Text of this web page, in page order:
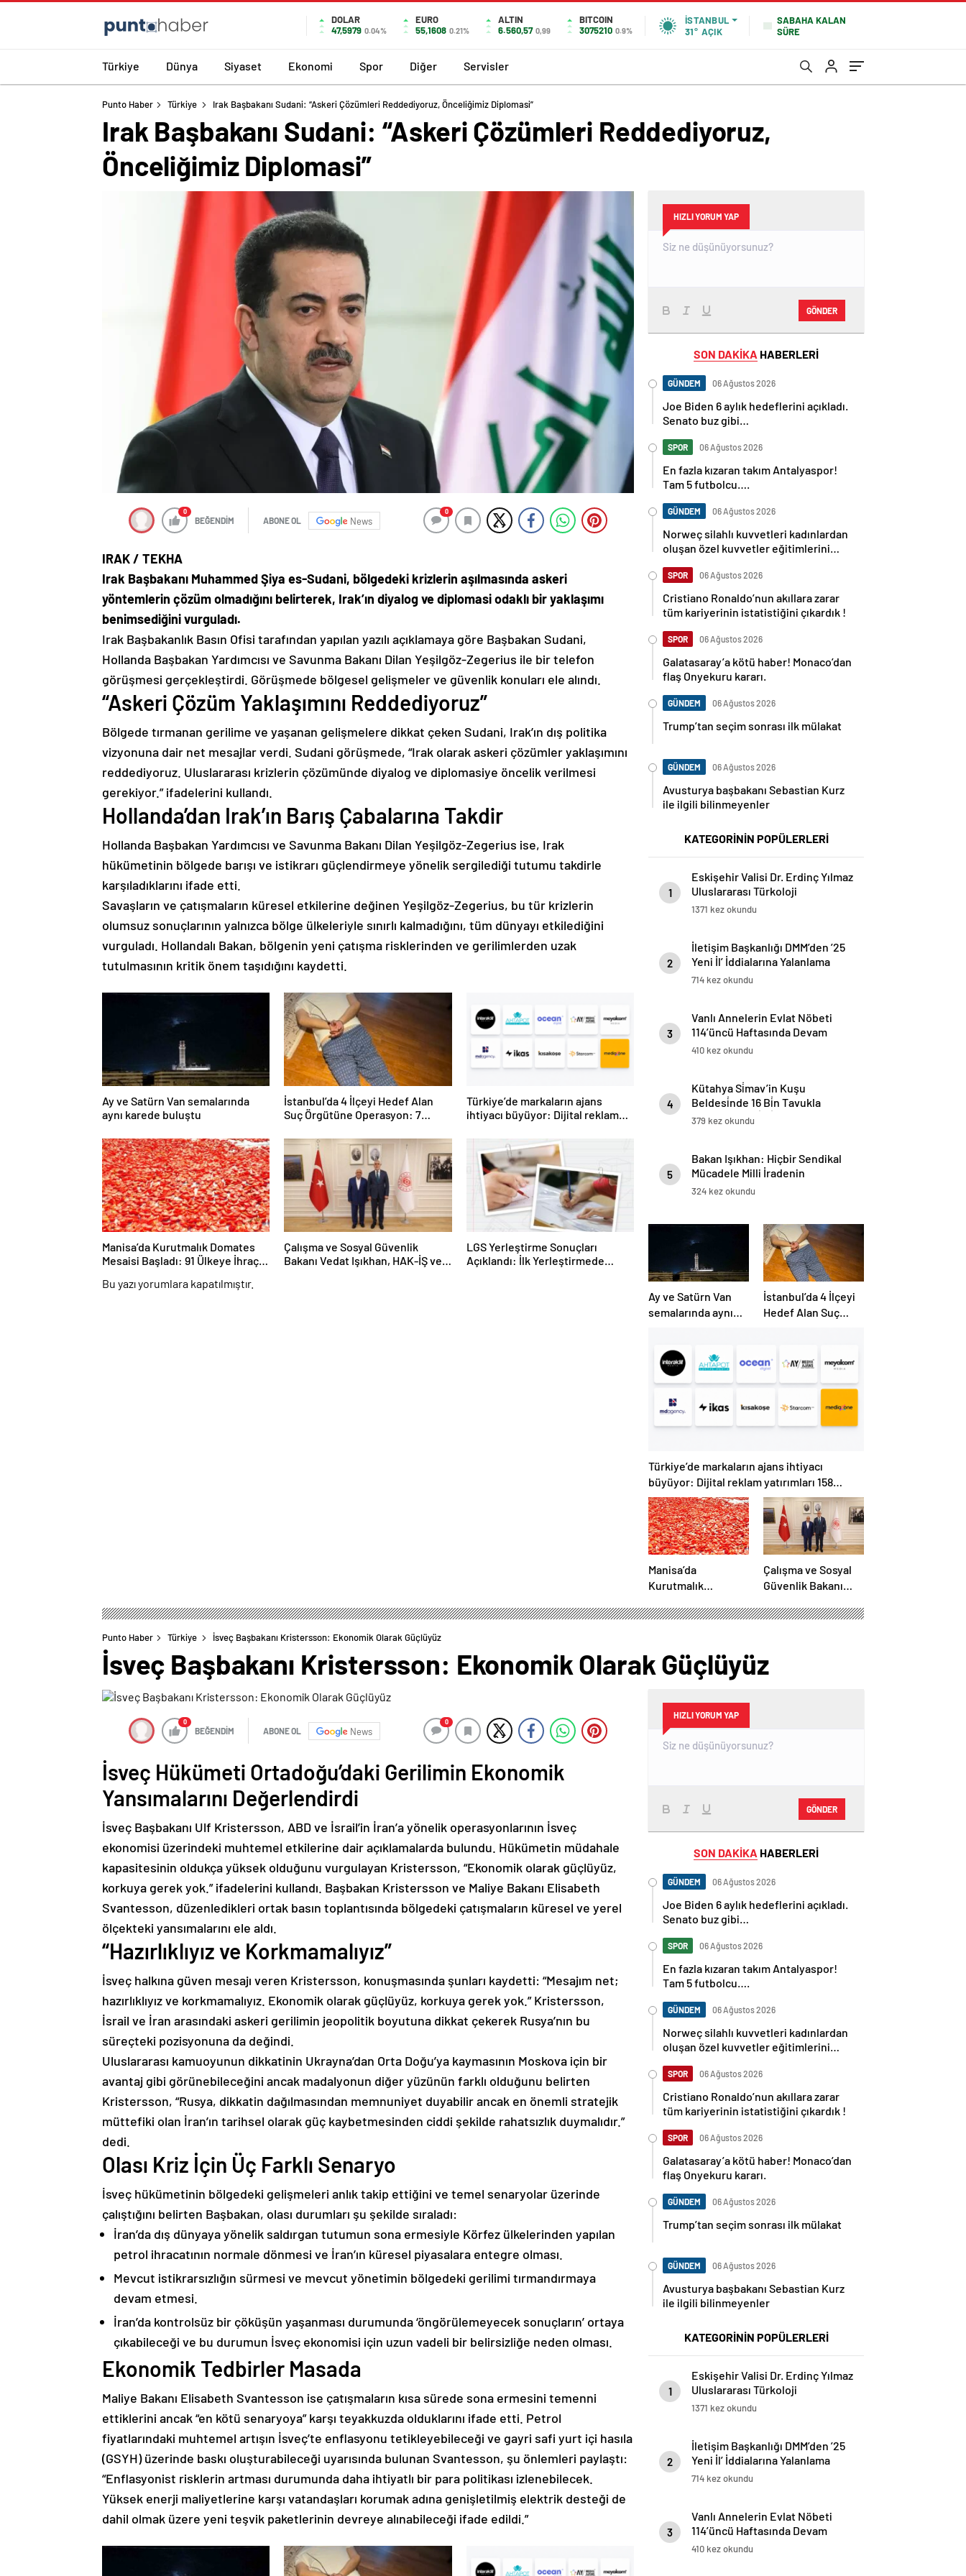
DOLAR
47,5979 0.04%
EURO
55,1608 0.21%
ALTIN
6.560,57 0,99
BITCOIN
3075210 0.9%
İSTANBUL
31° AÇIK
SABAHA KALAN
SÜRE
Türkiye Dünya Siyaset Ekonomi Spor Diğer Servisler
Punto Haber Türkiye Irak Başbakanı Sudani: “Askeri Çözümleri Reddediyoruz, Önceliğimiz Diplomasi”
Irak Başbakanı Sudani: “Askeri Çözümleri Reddediyoruz,
Önceliğimiz Diplomasi”
0
BEĞENDİM ABONE OL News
0
IRAK / TEKHA
Irak Başbakanı Muhammed Şiya es-Sudani, bölgedeki krizlerin aşılmasında askeri
yöntemlerin çözüm olmadığını belirterek, Irak’ın diyalog ve diplomasi odaklı bir yaklaşımı
benimsediğini vurguladı.
Irak Başbakanlık Basın Ofisi tarafından yapılan yazılı açıklamaya göre Başbakan Sudani,
Hollanda Başbakan Yardımcısı ve Savunma Bakanı Dilan Yeşilgöz-Zegerius ile bir telefon
görüşmesi gerçekleştirdi. Görüşmede bölgesel gelişmeler ve güvenlik konuları ele alındı.
“Askeri Çözüm Yaklaşımını Reddediyoruz”
Bölgede tırmanan gerilime ve yaşanan gelişmelere dikkat çeken Sudani, Irak’ın dış politika
vizyonuna dair net mesajlar verdi. Sudani görüşmede, “Irak olarak askeri çözümler yaklaşımını
reddediyoruz. Uluslararası krizlerin çözümünde diyalog ve diplomasiye öncelik verilmesi
gerekiyor.” ifadelerini kullandı.
Hollanda’dan Irak’ın Barış Çabalarına Takdir
Hollanda Başbakan Yardımcısı ve Savunma Bakanı Dilan Yeşilgöz-Zegerius ise, Irak
hükümetinin bölgede barışı ve istikrarı güçlendirmeye yönelik sergilediği tutumu takdirle
karşıladıklarını ifade etti.
Savaşların ve çatışmaların küresel etkilerine değinen Yeşilgöz-Zegerius, bu tür krizlerin
olumsuz sonuçlarının yalnızca bölge ülkeleriyle sınırlı kalmadığını, tüm dünyayı etkilediğini
vurguladı. Hollandalı Bakan, bölgenin yeni çatışma risklerinden ve gerilimlerden uzak
tutulmasının kritik önem taşıdığını kaydetti.
Ay ve Satürn Van semalarında
aynı karede buluştu
İstanbul’da 4 İlçeyi Hedef Alan
Suç Örgütüne Operasyon: 7
Türkiye’de markaların ajans
ihtiyacı büyüyor: Dijital reklam
Manisa’da Kurutmalık Domates
Mesaisi Başladı: 91 Ülkeye İhraç
Çalışma ve Sosyal Güvenlik
Bakanı Vedat Işıkhan, HAK-İŞ ve
LGS Yerleştirme Sonuçları
Açıklandı: İlk Yerleştirmede
Bu yazı yorumlara kapatılmıştır.
HIZLI YORUM YAP
GÖNDER
SON DAKİKA HABERLERİ
GÜNDEM 06 Ağustos 2026
Joe Biden 6 aylık hedeflerini açıkladı.
Senato buz gibi…
SPOR 06 Ağustos 2026
En fazla kızaran takım Antalyaspor!
Tam 5 futbolcu….
GÜNDEM 06 Ağustos 2026
Norweç silahlı kuvvetleri kadınlardan
oluşan özel kuvvetler eğitimlerini
SPOR 06 Ağustos 2026
Cristiano Ronaldo’nun akıllara zarar
tüm kariyerinin istatistiğini çıkardık !
SPOR 06 Ağustos 2026
Galatasaray’a kötü haber! Monaco’dan
flaş Onyekuru kararı.
GÜNDEM 06 Ağustos 2026
Trump’tan seçim sonrası ilk mülakat
GÜNDEM 06 Ağustos 2026
Avusturya başbakanı Sebastian Kurz
ile ilgili bilinmeyenler
KATEGORİNİN POPÜLERLERİ
1
Eskişehir Valisi Dr. Erdinç Yılmaz
Uluslararası Türkoloji
Öğrencileriyle Bir Araya Geldi
1371 kez okundu
2
İletişim Başkanlığı DMM’den ’25
Yeni İl’ İddialarına Yalanlama
714 kez okundu
3
Vanlı Annelerin Evlat Nöbeti
114’üncü Haftasında Devam
Ediyor
410 kez okundu
4
Kütahya Si̇mav’in Kuşu
Beldesi̇nde 16 Bi̇n Tavukla
Yumurta Üreti̇mi̇ Başladı
379 kez okundu
5
Bakan Işıkhan: Hiçbir Sendikal
Mücadele Milli İradenin
Karşısında Konumlanamaz
324 kez okundu
Ay ve Satürn Van
semalarında aynı
İstanbul’da 4 İlçeyi
Hedef Alan Suç
Gözaltı
Türkiye’de markaların ajans ihtiyacı
büyüyor: Dijital reklam yatırımları 158
milyar TL’yi aştı
Manisa’da
Kurutmalık
Başladı: 91 Ülkeye
Çalışma ve Sosyal
Güvenlik Bakanı
İŞ ve Türkiye Kamu-
Punto Haber Türkiye İsveç Başbakanı Kristersson: Ekonomik Olarak Güçlüyüz
İsveç Başbakanı Kristersson: Ekonomik Olarak Güçlüyüz
0
BEĞENDİM ABONE OL News
0
İsveç Hükümeti Ortadoğu’daki Gerilimin Ekonomik
Yansımalarını Değerlendirdi
İsveç Başbakanı Ulf Kristersson, ABD ve İsrail’in İran’a yönelik operasyonlarının İsveç
ekonomisi üzerindeki muhtemel etkilerine dair açıklamalarda bulundu. Hükümetin müdahale
kapasitesinin oldukça yüksek olduğunu vurgulayan Kristersson, “Ekonomik olarak güçlüyüz,
korkuya gerek yok.” ifadelerini kullandı. Başbakan Kristersson ve Maliye Bakanı Elisabeth
Svantesson, düzenledikleri ortak basın toplantısında bölgedeki çatışmaların küresel ve yerel
ölçekteki yansımalarını ele aldı.
“Hazırlıklıyız ve Korkmamalıyız”
İsveç halkına güven mesajı veren Kristersson, konuşmasında şunları kaydetti: “Mesajım net;
hazırlıklıyız ve korkmamalıyız. Ekonomik olarak güçlüyüz, korkuya gerek yok.” Kristersson,
İsrail ve İran arasındaki askeri gerilimin jeopolitik boyutuna dikkat çekerek Rusya’nın bu
süreçteki pozisyonuna da değindi.
Uluslararası kamuoyunun dikkatinin Ukrayna’dan Orta Doğu’ya kaymasının Moskova için bir
avantaj gibi görünebileceğini ancak madalyonun diğer yüzünün farklı olduğunu belirten
Kristersson, “Rusya, dikkatin dağılmasından memnuniyet duyabilir ancak en önemli stratejik
müttefiki olan İran’ın tarihsel olarak güç kaybetmesinden ciddi şekilde rahatsızlık duymalıdır.”
dedi.
Olası Kriz İçin Üç Farklı Senaryo
İsveç hükümetinin bölgedeki gelişmeleri anlık takip ettiğini ve temel senaryolar üzerinde
çalıştığını belirten Başbakan, olası durumları şu şekilde sıraladı:
İran’da dış dünyaya yönelik saldırgan tutumun sona ermesiyle Körfez ülkelerinden yapılan
petrol ihracatının normale dönmesi ve İran’ın küresel piyasalara entegre olması.
Mevcut istikrarsızlığın sürmesi ve mevcut yönetimin bölgedeki gerilimi tırmandırmaya
devam etmesi.
İran’da kontrolsüz bir çöküşün yaşanması durumunda ‘öngörülemeyecek sonuçların’ ortaya
çıkabileceği ve bu durumun İsveç ekonomisi için uzun vadeli bir belirsizliğe neden olması.
Ekonomik Tedbirler Masada
Maliye Bakanı Elisabeth Svantesson ise çatışmaların kısa sürede sona ermesini temenni
ettiklerini ancak “en kötü senaryoya” karşı teyakkuzda olduklarını ifade etti. Petrol
fiyatlarındaki muhtemel artışın İsveç’te enflasyonu tetikleyebileceği ve gayri safi yurt içi hasıla
(GSYH) üzerinde baskı oluşturabileceği uyarısında bulunan Svantesson, şu önlemleri paylaştı:
“Enflasyonist risklerin artması durumunda daha ihtiyatlı bir para politikası izlenebilecek.
Yüksek enerji maliyetlerine karşı vatandaşları korumak adına genişletilmiş elektrik desteği de
dahil olmak üzere yeni teşvik paketlerinin devreye alınabileceği ifade edildi.”
HIZLI YORUM YAP
GÖNDER
SON DAKİKA HABERLERİ
GÜNDEM 06 Ağustos 2026
Joe Biden 6 aylık hedeflerini açıkladı.
Senato buz gibi…
SPOR 06 Ağustos 2026
En fazla kızaran takım Antalyaspor!
Tam 5 futbolcu….
GÜNDEM 06 Ağustos 2026
Norweç silahlı kuvvetleri kadınlardan
oluşan özel kuvvetler eğitimlerini
SPOR 06 Ağustos 2026
Cristiano Ronaldo’nun akıllara zarar
tüm kariyerinin istatistiğini çıkardık !
SPOR 06 Ağustos 2026
Galatasaray’a kötü haber! Monaco’dan
flaş Onyekuru kararı.
GÜNDEM 06 Ağustos 2026
Trump’tan seçim sonrası ilk mülakat
GÜNDEM 06 Ağustos 2026
Avusturya başbakanı Sebastian Kurz
ile ilgili bilinmeyenler
KATEGORİNİN POPÜLERLERİ
1
Eskişehir Valisi Dr. Erdinç Yılmaz
Uluslararası Türkoloji
Öğrencileriyle Bir Araya Geldi
1371 kez okundu
2
İletişim Başkanlığı DMM’den ’25
Yeni İl’ İddialarına Yalanlama
714 kez okundu
3
Vanlı Annelerin Evlat Nöbeti
114’üncü Haftasında Devam
Ediyor
410 kez okundu